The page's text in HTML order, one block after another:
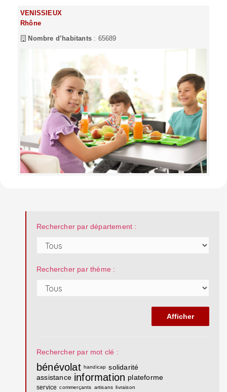
VENISSIEUX
Rhône
Nombre d’habitants : 65689
Rechercher par département :
Rechercher par thème :
Rechercher par mot clé :
bénévolat handicap solidarité
assistance information plateforme
service commerçants artisans livraison